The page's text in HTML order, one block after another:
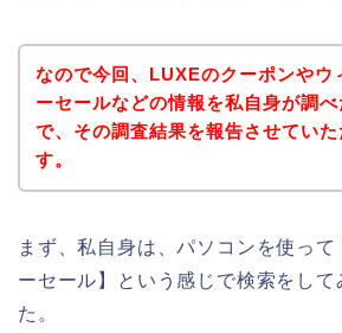
なので今回、LUXEのクーポンやウ
ーセールなどの情報を私自身が調べ
で、その調査結果を報告させていた
す。
まず、私自身は、パソコンを使っ
ーセール】という感じで検索をして
た。